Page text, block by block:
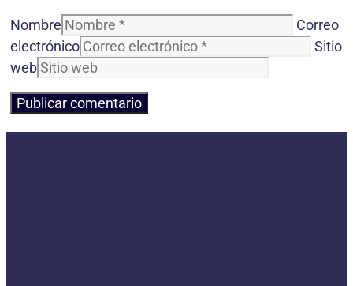
Nombre
Correo
electrónico
Sitio
web